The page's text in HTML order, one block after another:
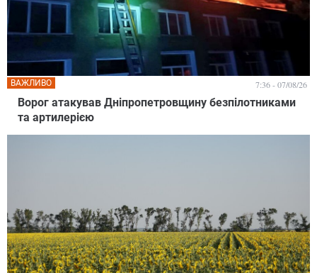
Ворог атакував Дніпропетровщину безпілотниками
та артилерією
ВАЖЛИВО 7:36 - 07/08/26